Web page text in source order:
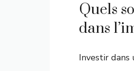
Quels
dans
Investir dans